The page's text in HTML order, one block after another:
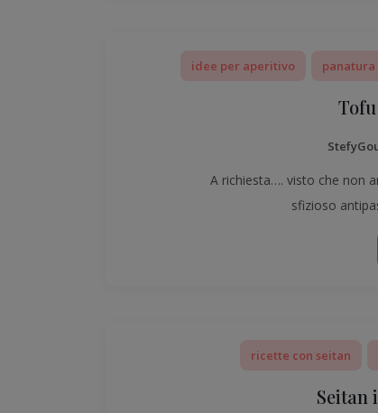
idee per aperitivo panatura
A richiesta…. visto che non
sfizioso
ricette con seitan
Seitan